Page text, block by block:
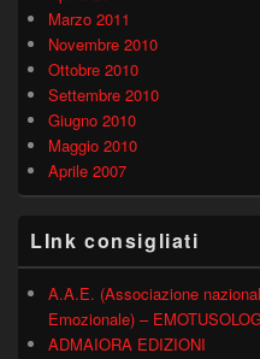
Marzo 2011
Novembre 2010
Ottobre 2010
Settembre 2010
Giugno 2010
Maggio 2010
Aprile 2007
LInk consigliati
A.A.E. (Associazione
Emozionale) –
ADMAIORA EDIZIONI